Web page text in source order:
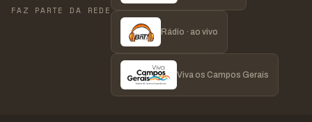
FAZ PARTE DA REDE
Rádio · ao vivo
Viva os Campos Gerais